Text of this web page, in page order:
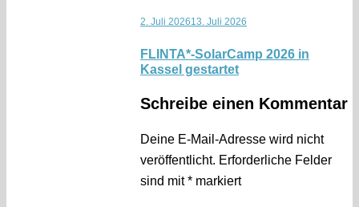
2. Juli 202613. Juli 2026
FLINTA*-SolarCamp 2026 in
Kassel gestartet
Schreibe einen Kommentar
Deine E-Mail-Adresse wird nicht
veröffentlicht. Erforderliche Felder
sind mit* markiert